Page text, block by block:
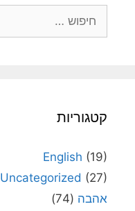
קטגוריות
English (19)
Uncategorized (27)
אהבה (74)